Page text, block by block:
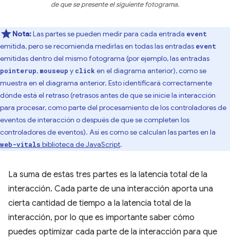
de que se presente el siguiente fotograma.
Nota:Las partes se pueden medir para cada entrada event
emitida, pero se recomienda medirlas en todas las entradas event
emitidas dentro del mismo fotograma (por ejemplo, las entradas
pointerup, mouseup y click en el diagrama anterior), como se
muestra en el diagrama anterior. Esto identificará correctamente
dónde está el retraso (retrasos antes de que se inicie la interacción
para procesar, como parte del procesamiento de los controladores de
eventos de interacción o después de que se completen los
controladores de eventos). Así es como se calculan las partes en la
web-vitals biblioteca de JavaScript.
La suma de estas tres partes es la latencia total de la
interacción. Cada parte de una interacción aporta una
cierta cantidad de tiempo a la latencia total de la
interacción, por lo que es importante saber cómo
puedes optimizar cada parte de la interacción para que